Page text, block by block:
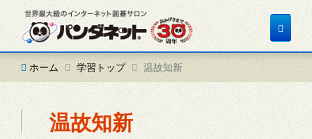
Toggle
ホーム
学習トップ 温故知新
温故知新